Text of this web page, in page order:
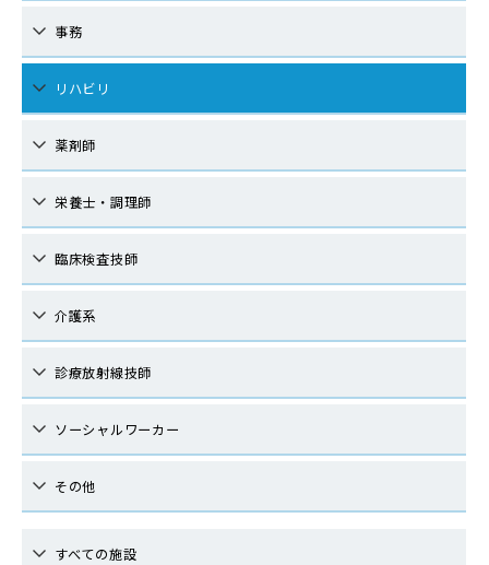
事務
リハビリ
薬剤師
栄養士・調理師
臨床検査技師
介護系
診療放射線技師
ソーシャルワーカー
その他
すべての施設